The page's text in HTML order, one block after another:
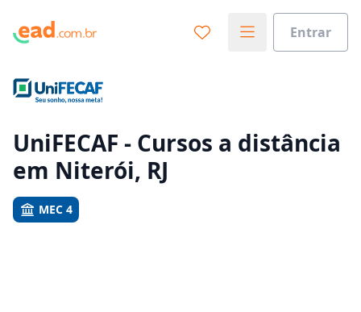
Entrar
Vamos te guiar no caminho ideal para seus estudos
Sim, já sei
UniFECAF - Cursos a distância
em Niterói, RJ
MEC 4